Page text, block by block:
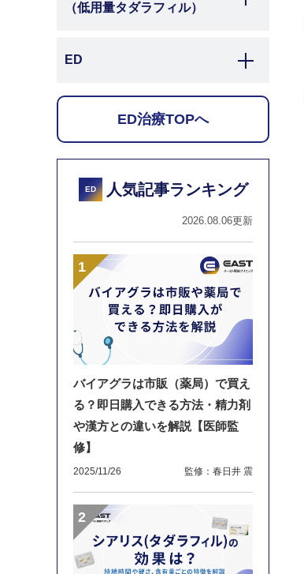
（低用量タダラフィル）
ED
ED治療TOPへ
ED 人気記事ランキング
2026.08.06更新
バイアグラは市販（薬局）で買え
る？即日購入できる方法・精力剤
や漢方との違いを解説【医師監
修】
2025/11/26 監修：春日井 震